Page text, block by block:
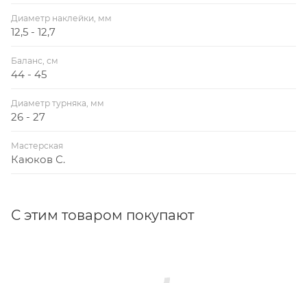
Диаметр наклейки, мм
12,5 - 12,7
Баланс, см
44 - 45
Диаметр турняка, мм
26 - 27
Мастерская
Каюков С.
С этим товаром покупают